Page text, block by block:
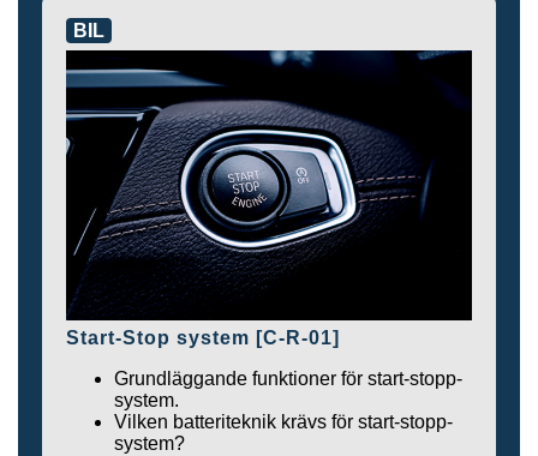
BIL
Start-Stop system [C-R-01]
Grundläggande funktioner för start-stopp-
system.
Vilken batteriteknik krävs för start-stopp-
system?